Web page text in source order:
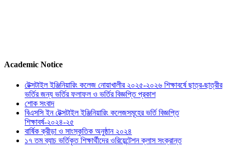
Academic Notice
টেক্সটাইল ইঞ্জিনিয়ারিং কলেজ নোয়াখালীর ২০২৫-২০২৬ শিক্ষাবর্ষে ছাত্র-ছাত্রীর
ভর্তির জন্য ভর্তির ফলাফল ও ভর্তির বিজ্ঞপ্তি প্রকাশ
শোক সংবাদ
বিএসসি ইন টেক্সটাইল ইঞ্জিনিয়ারিং কলেজসমূহের ভর্তি বিজ্ঞপ্তি
শিক্ষাবর্ষ-২০২৪-২৫
বার্ষিক ক্রীড়া ও সাংস্কৃতিক অনুষ্ঠান ২০২৪
১৭ তম ব্যাচ ভর্তিকৃত শিক্ষার্থীদের ওরিয়েন্টেশন ক্লাস সংক্রান্ত